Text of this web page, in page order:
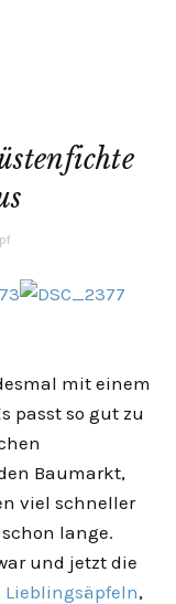
mit einem
passt so gut zu
Baumarkt,
viel schneller
lange.
und jetzt die
Lieblingsäpfeln,